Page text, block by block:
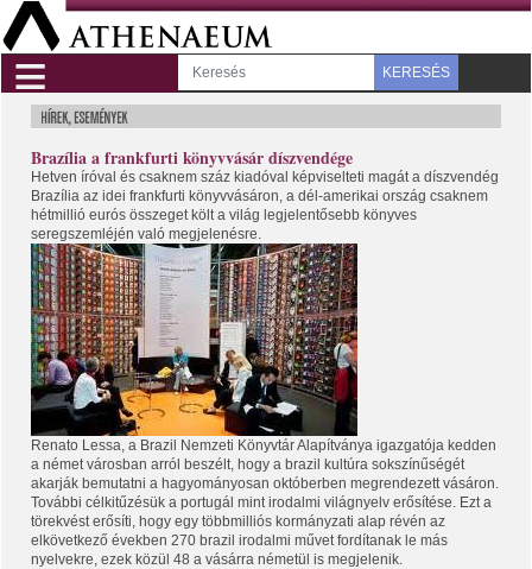
≡ KERESÉS
Brazília a frankfurti könyvvásár díszvendége
Hetven íróval és csaknem száz kiadóval képviselteti magát a díszvendég
Brazília az idei frankfurti könyvvásáron, a dél-amerikai ország csaknem
hétmillió eurós összeget költ a világ legjelentősebb könyves
seregszemléjén való megjelenésre.
Renato Lessa, a Brazil Nemzeti Könyvtár Alapítványa igazgatója kedden
a német városban arról beszélt, hogy a brazil kultúra sokszínűségét
akarják bemutatni a hagyományosan októberben megrendezett vásáron.
További célkitűzésük a portugál mint irodalmi világnyelv erősítése. Ezt a
törekvést erősíti, hogy egy többmilliós kormányzati alap révén az
elkövetkező években 270 brazil irodalmi művet fordítanak le más
nyelvekre, ezek közül 48 a vásárra németül is megjelenik.